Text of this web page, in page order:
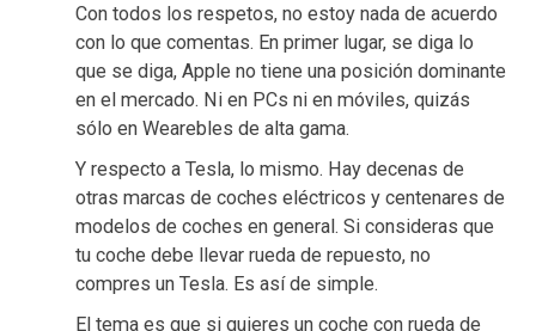
Con todos los respetos, no estoy nada de acuerdo
con lo que comentas. En primer lugar, se diga lo
que se diga, Apple no tiene una posición dominante
en el mercado. Ni en PCs ni en móviles, quizás
sólo en Wearebles de alta gama.
Y respecto a Tesla, lo mismo. Hay decenas de
otras marcas de coches eléctricos y centenares de
modelos de coches en general. Si consideras que
tu coche debe llevar rueda de repuesto, no
compres un Tesla. Es así de simple.
El tema es que si quieres un coche con rueda de